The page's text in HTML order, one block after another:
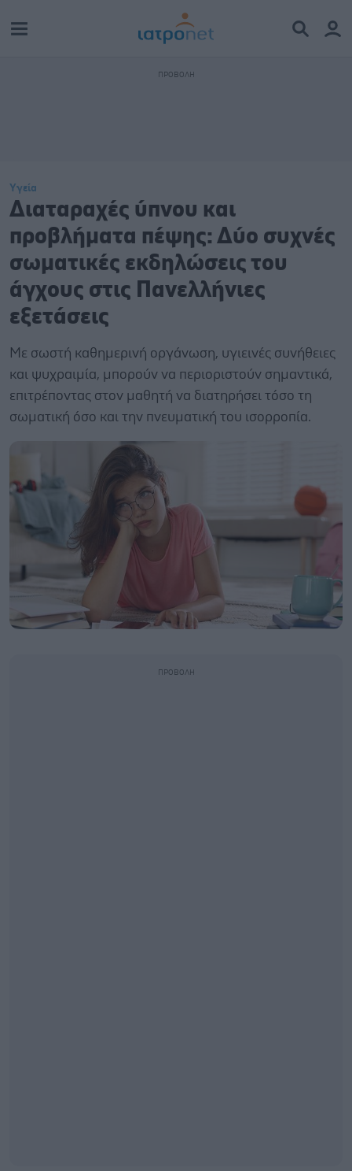
Υγεία
Διαταραχές ύπνου και
προβλήματα πέψης: Δύο συχνές
σωματικές εκδηλώσεις του
άγχους στις Πανελλήνιες
εξετάσεις
Με σωστή καθημερινή οργάνωση, υγιεινές συνήθειες
και ψυχραιμία, μπορούν να περιοριστούν σημαντικά,
επιτρέποντας στον μαθητή να διατηρήσει τόσο τη
σωματική όσο και την πνευματική του ισορροπία.